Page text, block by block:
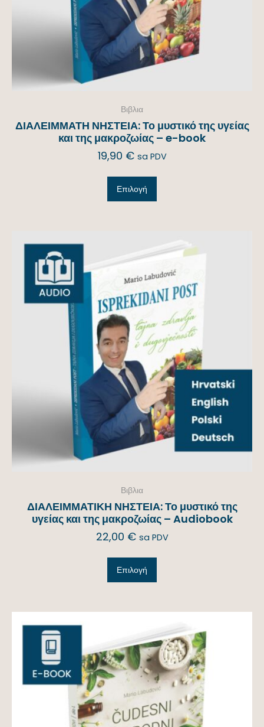
Βιβλια
ΔΙΑΛΕΙΜΜΑΤΗ ΝΗΣΤΕΙΑ: Το μυστικό της υγείας
και της μακροζωίας – e-book
19,90 € sa PDV
Επιλογή
Βιβλια
ΔΙΑΛΕΙΜΜΑΤΙΚΗ ΝΗΣΤΕΙΑ: Το μυστικό της
υγείας και της μακροζωίας – Audiobook
22,00 € sa PDV
Επιλογή